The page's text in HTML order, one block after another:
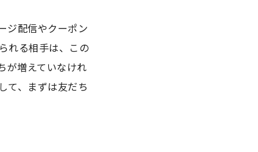
ジ配信やクーポン
れる相手は、この
が増えていなけれ
て、まずは友だち